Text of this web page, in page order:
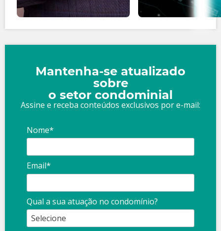
Mantenha-se atualizado
sobre
o setor condominial
Assine e receba conteúdos exclusivos por e-mail:
Nome*
Email*
Qual a sua atuação no condomínio?